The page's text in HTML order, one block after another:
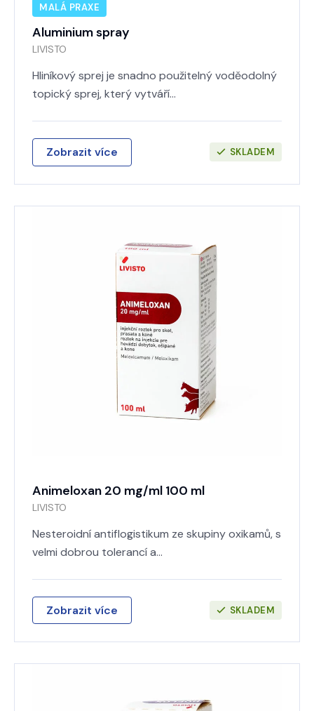
MALÁ PRAXE
Aluminium spray
LIVISTO
Hliníkový sprej je snadno použitelný voděodolný
topický sprej, který vytváří…
Zobrazit více SKLADEM
Animeloxan 20 mg/ml 100 ml
LIVISTO
Nesteroidní antiflogistikum ze skupiny oxikamů, s
velmi dobrou tolerancí a…
Zobrazit více SKLADEM